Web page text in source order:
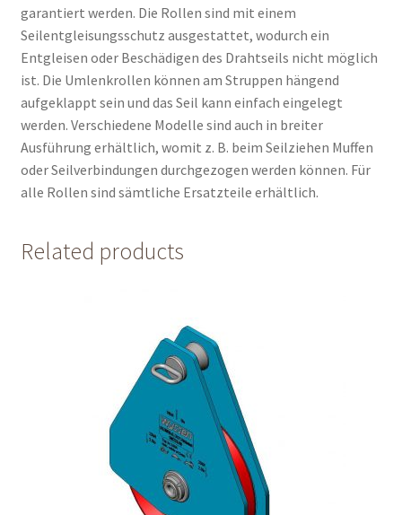
garantiert werden. Die Rollen sind mit einem
Seilentgleisungsschutz ausgestattet, wodurch ein
Entgleisen oder Beschädigen des Drahtseils nicht möglich
ist. Die Umlenkrollen können am Struppen hängend
aufgeklappt sein und das Seil kann einfach eingelegt
werden. Verschiedene Modelle sind auch in breiter
Ausführung erhältlich, womit z. B. beim Seilziehen Muffen
oder Seilverbindungen durchgezogen werden können. Für
alle Rollen sind sämtliche Ersatzteile erhältlich.
Related products